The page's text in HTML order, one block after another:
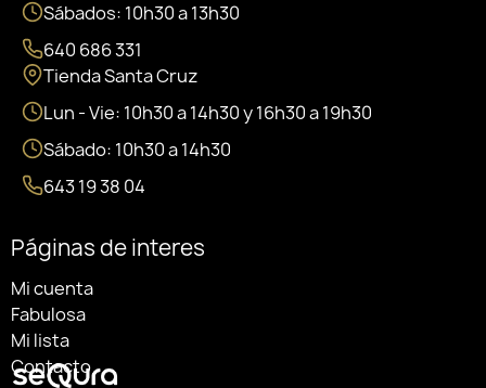
Sábados: 10h30 a 13h30
640 686 331
Tienda Santa Cruz
Lun - Vie: 10h30 a 14h30 y 16h30 a 19h30
Sábado: 10h30 a 14h30
643 19 38 04
Páginas de interes
Mi cuenta
Fabulosa
Mi lista
Contacto